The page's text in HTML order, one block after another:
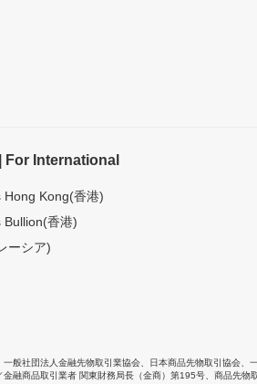
For International
Hong Kong(香港)
Bullion(香港)
ーシア)
一般社団法人金融先物取引業協会 日本商品先物取引協会
金融商品取引業者 関東財務局長（金商）第195号、商品先物